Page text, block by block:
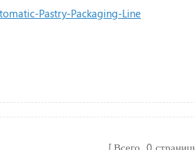
Pastry-Packaging-Line